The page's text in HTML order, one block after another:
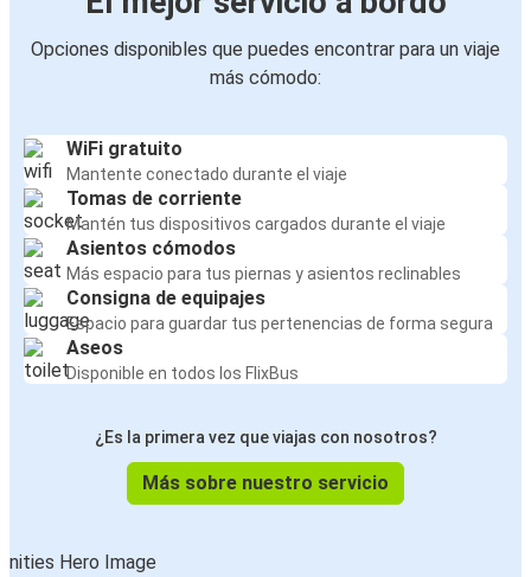
Opciones disponibles que puedes encontrar para un viaje
más cómodo:
WiFi gratuito
Mantente conectado durante el viaje
Tomas de corriente
Mantén tus dispositivos cargados durante el viaje
Asientos cómodos
Más espacio para tus piernas y asientos reclinables
Consigna de equipajes
Espacio para guardar tus pertenencias de forma segura
Aseos
Disponible en todos los FlixBus
¿Es la primera vez que viajas con nosotros?
Más sobre nuestro servicio